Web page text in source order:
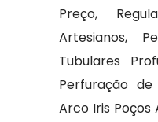
Preço,
Artesianos,
Tubulares
Perfuração
Arco Iris